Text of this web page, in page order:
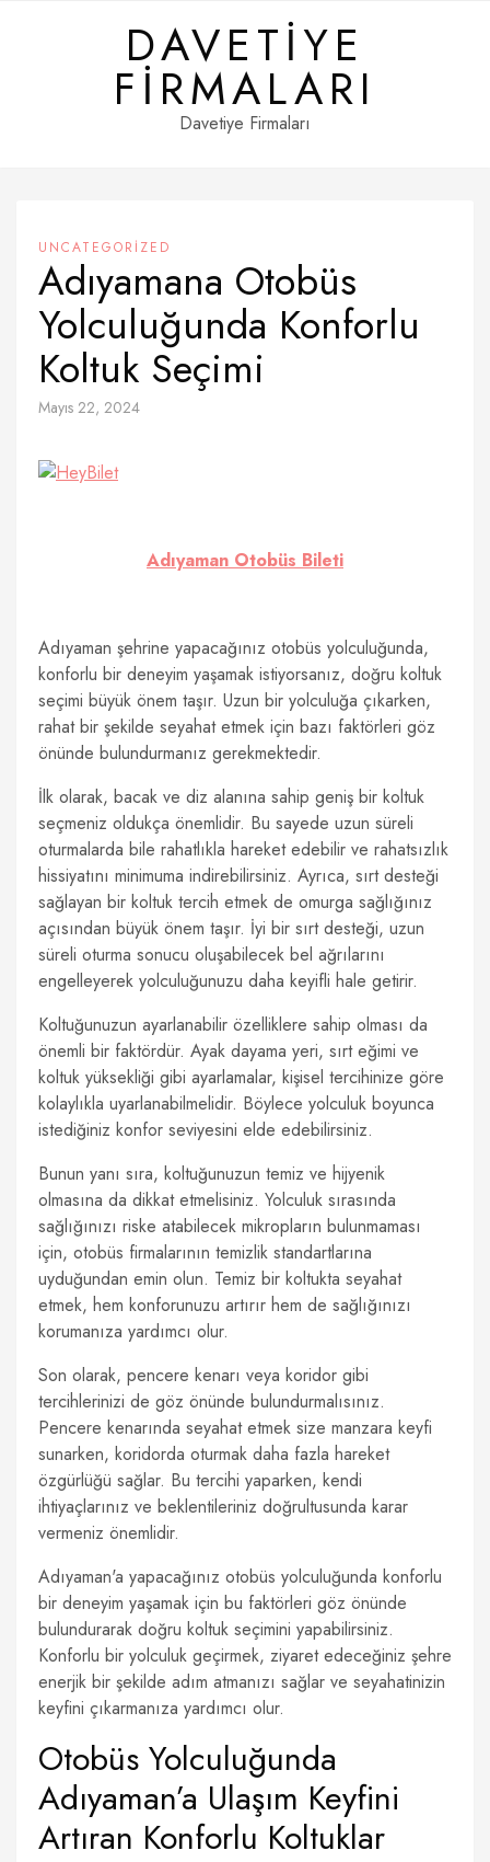
DAVETIYE
FIRMALARI
Davetiye Firmaları
UNCATEGORIZED
Adıyamana Otobüs
Yolculuğunda Konforlu
Koltuk Seçimi
Mayıs 22, 2024
Adıyaman Otobüs Bileti
Adıyaman şehrine yapacağınız otobüs yolculuğunda,
konforlu bir deneyim yaşamak istiyorsanız, doğru koltuk
seçimi büyük önem taşır. Uzun bir yolculuğa çıkarken,
rahat bir şekilde seyahat etmek için bazı faktörleri göz
önünde bulundurmanız gerekmektedir.
İlk olarak, bacak ve diz alanına sahip geniş bir koltuk
seçmeniz oldukça önemlidir. Bu sayede uzun süreli
oturmalarda bile rahatlıkla hareket edebilir ve rahatsızlık
hissiyatını minimuma indirebilirsiniz. Ayrıca, sırt desteği
sağlayan bir koltuk tercih etmek de omurga sağlığınız
açısından büyük önem taşır. İyi bir sırt desteği, uzun
süreli oturma sonucu oluşabilecek bel ağrılarını
engelleyerek yolculuğunuzu daha keyifli hale getirir.
Koltuğunuzun ayarlanabilir özelliklere sahip olması da
önemli bir faktördür. Ayak dayama yeri, sırt eğimi ve
koltuk yüksekliği gibi ayarlamalar, kişisel tercihinize göre
kolaylıkla uyarlanabilmelidir. Böylece yolculuk boyunca
istediğiniz konfor seviyesini elde edebilirsiniz.
Bunun yanı sıra, koltuğunuzun temiz ve hijyenik
olmasına da dikkat etmelisiniz. Yolculuk sırasında
sağlığınızı riske atabilecek mikropların bulunmaması
için, otobüs firmalarının temizlik standartlarına
uyduğundan emin olun. Temiz bir koltukta seyahat
etmek, hem konforunuzu artırır hem de sağlığınızı
korumanıza yardımcı olur.
Son olarak, pencere kenarı veya koridor gibi
tercihlerinizi de göz önünde bulundurmalısınız.
Pencere kenarında seyahat etmek size manzara keyfi
sunarken, koridorda oturmak daha fazla hareket
özgürlüğü sağlar. Bu tercihi yaparken, kendi
ihtiyaçlarınız ve beklentileriniz doğrultusunda karar
vermeniz önemlidir.
Adıyaman'a yapacağınız otobüs yolculuğunda konforlu
bir deneyim yaşamak için bu faktörleri göz önünde
bulundurarak doğru koltuk seçimini yapabilirsiniz.
Konforlu bir yolculuk geçirmek, ziyaret edeceğiniz şehre
enerjik bir şekilde adım atmanızı sağlar ve seyahatinizin
keyfini çıkarmanıza yardımcı olur.
Otobüs Yolculuğunda
Adıyaman’a Ulaşım Keyfini
Artıran Konforlu Koltuklar